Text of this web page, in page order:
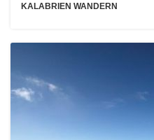
KALABRIEN WANDERN